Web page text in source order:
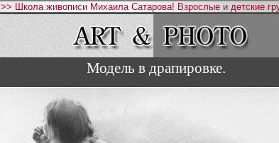
>> Школа живописи Михаила Сатарова! Взрослые и детские
Модель в драпировке.